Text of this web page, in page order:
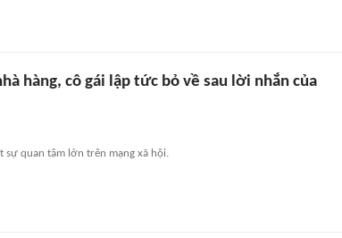
hàng, cô gái lập tức bỏ về sau lời nhắn của
sự quan tâm lớn trên mạng xã hội.